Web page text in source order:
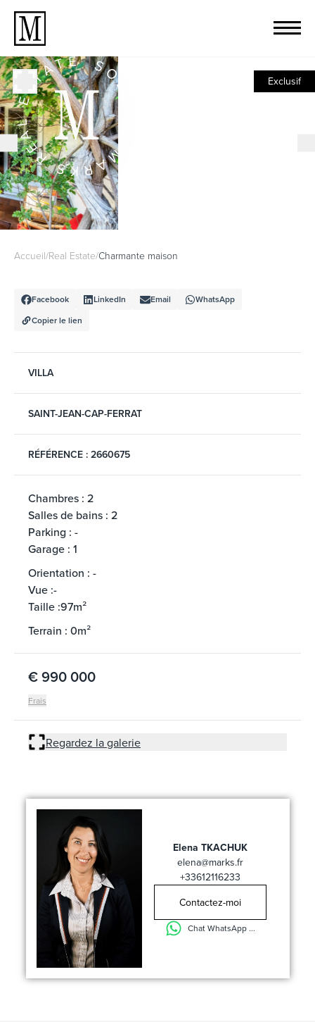
Exclusif
Accueil/Real Estate/Charmante maison
Facebook LinkedIn Email
WhatsApp
Copier le lien
VILLA
SAINT-JEAN-CAP-FERRAT
RÉFÉRENCE : 2660675
Chambres : 2
Salles de bains : 2
Parking : -
Garage : 1
Orientation : -
Vue :-
Taille :97m²
Terrain : 0m²
€ 990 000
Frais
Regardez la galerie
Elena TKACHUK
elena@marks.fr
+33612116233
Contactez-moi
Chat WhatsApp ...